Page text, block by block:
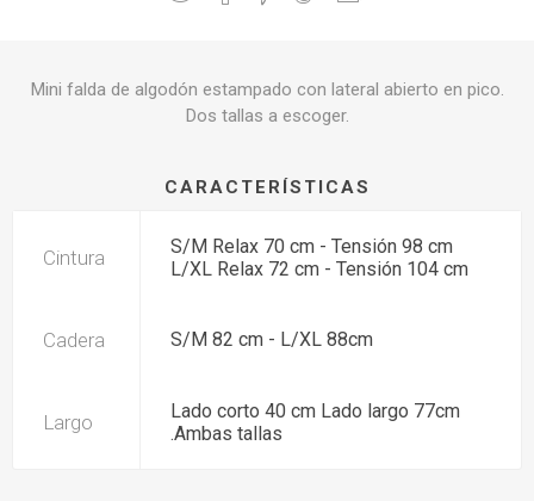
Mini falda de algodón estampado con lateral abierto en pico.
Dos tallas a escoger.
CARACTERÍSTICAS
Cintura
S/M Relax 70 cm - Tensión 98 cm
L/XL Relax 72 cm - Tensión 104 cm
Cadera S/M 82 cm - L/XL 88cm
Largo
Lado corto 40 cm Lado largo 77cm
.Ambas tallas